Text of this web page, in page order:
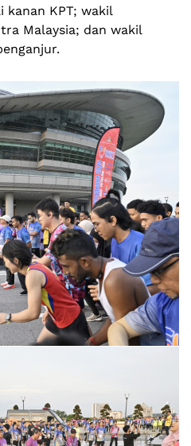
kanan KPT; wakil
Malaysia; dan wakil